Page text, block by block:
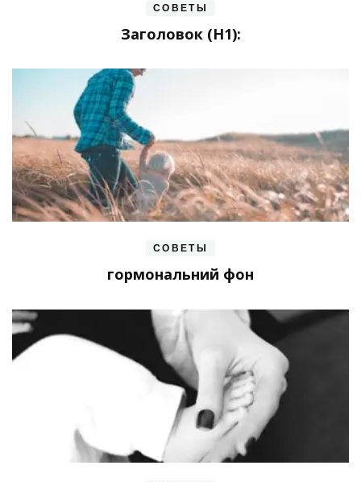
СОВЕТЫ
Заголовок (H1):
СОВЕТЫ
гормональний фон